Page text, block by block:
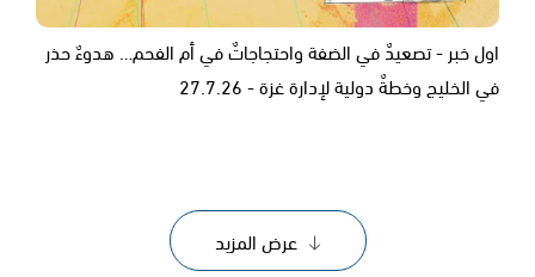
اول خبر - تصعيدٌ في الضفة واحتجاجاتٌ في أم الفحم… هدوءٌ حذر
في الخليج وخطةٌ دولية لإدارة غزة - 27.7.26
عرض المزيد